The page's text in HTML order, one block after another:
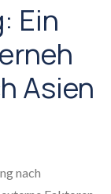
Ein
Asien
nach